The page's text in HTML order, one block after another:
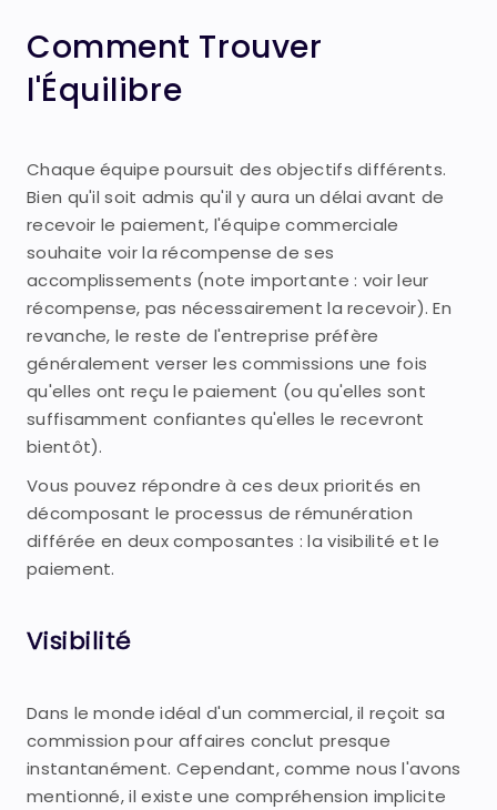
Comment Trouver
l'Équilibre
Chaque équipe poursuit des objectifs différents.
Bien qu'il soit admis qu'il y aura un délai avant de
recevoir le paiement, l'équipe commerciale
souhaite voir la récompense de ses
accomplissements (note importante : voir leur
récompense, pas nécessairement la recevoir). En
revanche, le reste de l'entreprise préfère
généralement verser les commissions une fois
qu'elles ont reçu le paiement (ou qu'elles sont
suffisamment confiantes qu'elles le recevront
bientôt).
Vous pouvez répondre à ces deux priorités en
décomposant le processus de rémunération
différée en deux composantes : la visibilité et le
paiement.
Visibilité
Dans le monde idéal d'un commercial, il reçoit sa
commission pour affaires conclut presque
instantanément. Cependant, comme nous l'avons
mentionné, il existe une compréhension implicite